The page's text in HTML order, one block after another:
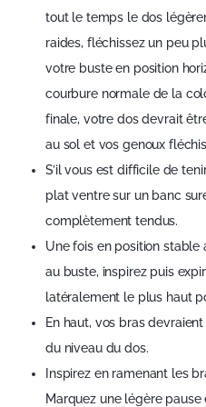
tout le temps le dos
raides, fléchissez un peu
votre buste en position
courbure normale de la
finale, votre dos devrait
au sol et vos genoux
S’il vous est difficile de
plat ventre sur un banc
complètement tendus.
Une fois en position
au buste, inspirez puis
latéralement le plus haut
En haut, vos bras
du niveau du dos.
Inspirez en ramenant les
Marquez une légère